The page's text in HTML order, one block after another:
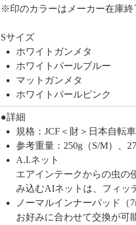
※印のカラーはメーカー在庫
Sサイズ
ホワイトガンメタ
ホワイトパールブルー
マットガンメタ
ホワイトパールピンク
●詳細
規格：JCF＜財＞日本自転
参考重量：250g（S/M）、
A.I.ネット
エアインテークからの虫の
み込むAIネットは、フィッ
ノーマルインナーパッド（
お好みに合わせて交換が可